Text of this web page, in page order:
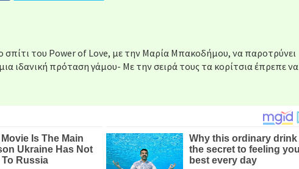
σπίτι του Power of Love, με την Μαρία Μπακοδήμου, να παροτρύνει
ιδανική πρόταση γάμου- Με την σειρά τους τα κορίτσια έπρεπε να